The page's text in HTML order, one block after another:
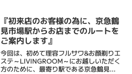
するヒゲ脱毛、頭皮環境を整えるヘッド
スパ、等で癒...
『初来店のお客様の為に、京急鶴
見市場駅からお店までのルートを
ご案内します』
今回は、初めて理容フルサワ&お顔剃りエ
ステ～LIVINGROOM～にお越しいただく
方のために、最寄り駅である京急鶴見市